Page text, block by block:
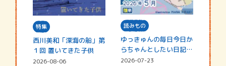
特集
西川美和「深海の船」第
１回 置いてきた子供
2026-08-06
読みもの
ゆっきゅんの毎日今日か
らちゃんとしたい日記
☆202…
2026-07-23